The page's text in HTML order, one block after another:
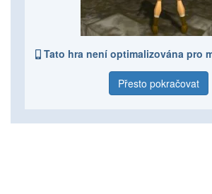
Tato hra není optimalizována pro
Přesto pokračovat